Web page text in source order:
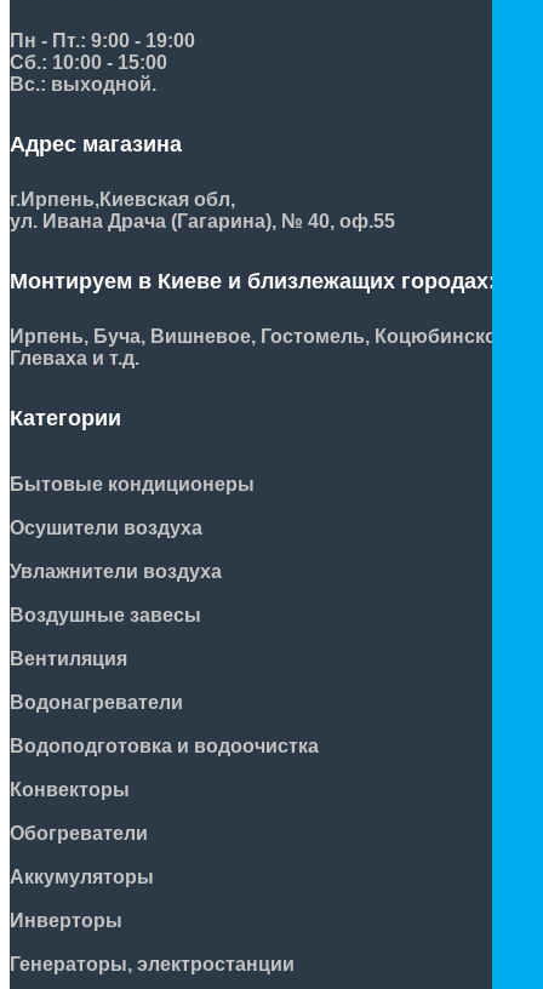
Пн - Пт.: 9:00 - 19:00
Сб.: 10:00 - 15:00
Вс.: выходной.
Адрес магазина
г.Ирпень,Киевская обл,
ул. Ивана Драча (Гагарина), № 40, оф.55
Монтируем в Киеве и близлежащих городах:
Ирпень, Буча, Вишневое, Гостомель, Коцюбинское,
Глеваха и т.д.
Категории
Бытовые кондиционеры
Осушители воздуха
Увлажнители воздуха
Воздушные завесы
Вентиляция
Водонагреватели
Водоподготовка и водоочистка
Конвекторы
Обогреватели
Аккумуляторы
Инверторы
Генераторы, электростанции